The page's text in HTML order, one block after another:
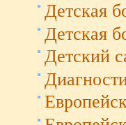
Детская
Детская
Детский